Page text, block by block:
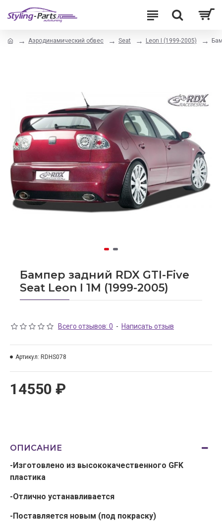
Аэродинамический обвес Seat Leon I (1999-2005)
Бампер задний RDX GTI-Five
Seat Leon I 1M (1999-2005)
Всего отзывов: 0 - Написать отзыв
14550 ₽
Артикул: RDHS078
ОПИСАНИЕ
-Изготовлено из высококачественного GFK
пластика
-Отлично устанавливается
-Поставляется новым (под покраску)